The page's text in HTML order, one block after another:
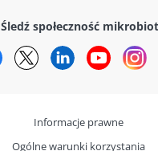
Śledź społeczność
FacebookTwitterLinkedIn
Informacje prawne
Ogólne warunki korzystania